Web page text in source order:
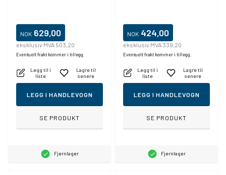
NOK 629,00
eksklusiv MVA 503,20
Eventuelt frakt kommer i tillegg.
Legg til i
liste
Lagre til
senere
LEGG I HANDLEVOGN
SE PRODUKT
Fjernlager
NOK 424,00
eksklusiv MVA 339,20
Eventuelt frakt kommer i tillegg.
Legg til i
liste
Lagre til
senere
LEGG I HANDLEVOGN
SE PRODUKT
Fjernlager